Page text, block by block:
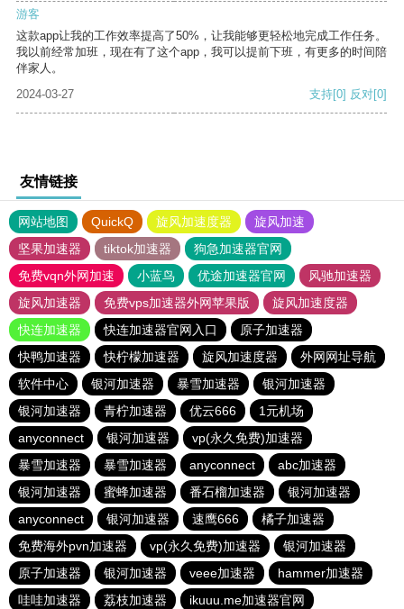
游客
这款app让我的工作效率提高了50%，让我能够更轻松地完成工作任务。
我以前经常加班，现在有了这个app，我可以提前下班，有更多的时间陪
伴家人。
2024-03-27
支持[0] 反对[0]
友情链接
网站地图 QuickQ 旋风加速度器
旋风加速
坚果加速器
tiktok加速器
狗急加速器官网
免费vqn外网加速
小蓝鸟 优途加速器官网
风驰加速器
旋风加速器
免费vps加速器外网苹果版
旋风加速度器
快连加速器
快连加速器官网入口
原子加速器
快鸭加速器
快柠檬加速器 旋风加速度器
外网网址导航
软件中心
银河加速器 暴雪加速器
银河加速器
银河加速器
青柠加速器 优云666
1元机场
anyconnect
银河加速器
vp(永久免费)加速器
暴雪加速器
暴雪加速器 anyconnect
abc加速器
银河加速器
蜜蜂加速器 番石榴加速器
银河加速器
anyconnect
银河加速器 速鹰666
橘子加速器
免费海外pvn加速器
vp(永久免费)加速器
银河加速器
原子加速器
银河加速器 veee加速器
hammer加速器
哇哇加速器
荔枝加速器 ikuuu.me加速器官网